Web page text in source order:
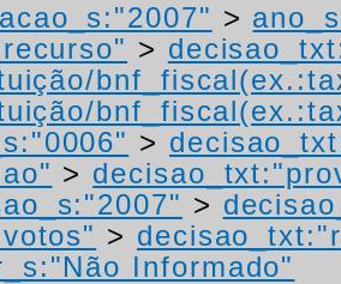
>
>
>
>
>
>
Informado"